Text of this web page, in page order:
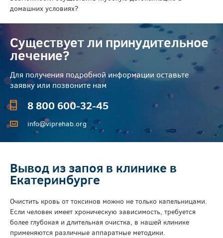
домашних условиях?
Существует ли принудительное
лечение?
Для получения подробной информации оставьте
заявку или позвоните нам
8 800 600-32-45
info@viprehab.org
Вывод из запоя в клинике в
Екатеринбурге
Очистить кровь от токсинов можно не только капельницами.
Если человек имеет хроническую зависимость, требуется
более глубокая и длительная очистка, в нашей клинике
применяются различные аппаратные методики.